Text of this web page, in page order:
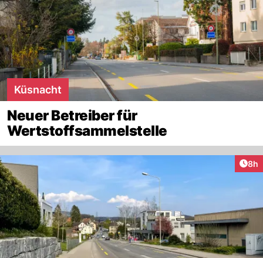
Küsnacht
Neuer Betreiber für
Wertstoffsammelstelle
8h